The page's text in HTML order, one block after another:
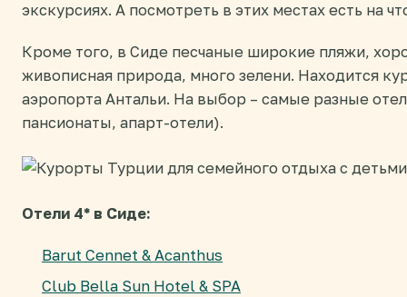
экскурсиях. А посмотреть в этих местах есть на
Кроме того, в Сиде песчаные широкие пляжи,
живописная природа, много зелени. Находится
аэропорта Антальи. На выбор – самые разные
пансионаты, апарт-отели).
Отели 4* в Сиде:
Barut Cennet & Acanthus
Club Bella Sun Hotel & SPA